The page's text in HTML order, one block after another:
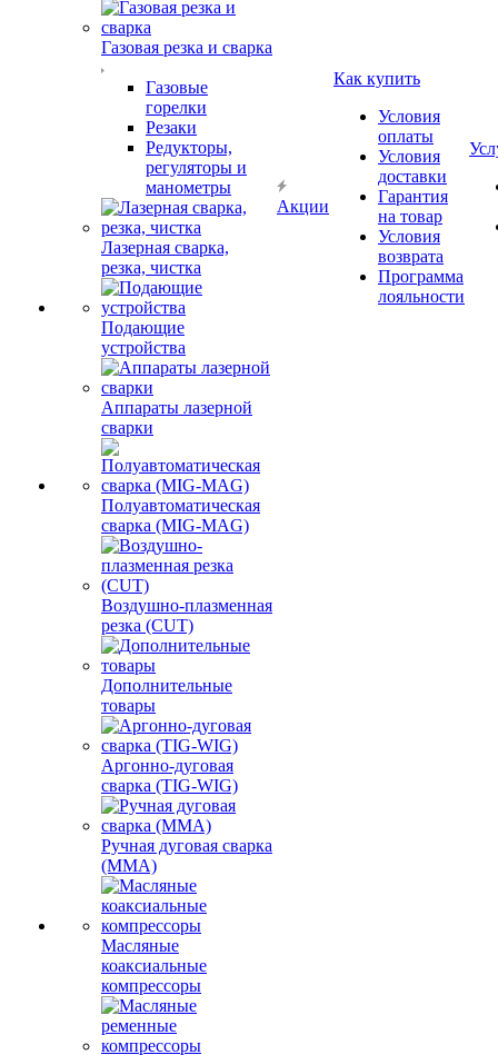
Газовая резка и сварка
Газовые
горелки
Резаки
Редукторы,
регуляторы и
манометры
Лазерная сварка,
резка, чистка
Подающие
устройства
Аппараты лазерной
сварки
Полуавтоматическая
сварка (MIG-MAG)
Воздушно-плазменная
резка (CUT)
Дополнительные
товары
Аргонно-дуговая
сварка (TIG-WIG)
Ручная дуговая сварка
(MMA)
Масляные
коаксиальные
компрессоры
Акции
Как купить
Условия
оплаты
Условия
доставки
Гарантия
на товар
Условия
возврата
Программа
лояльности